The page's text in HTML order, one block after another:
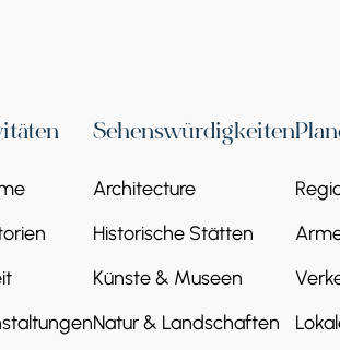
Sehenswürdigkeiten
Architecture
Historische Stätten
Künste & Museen
Natur & Landschaften